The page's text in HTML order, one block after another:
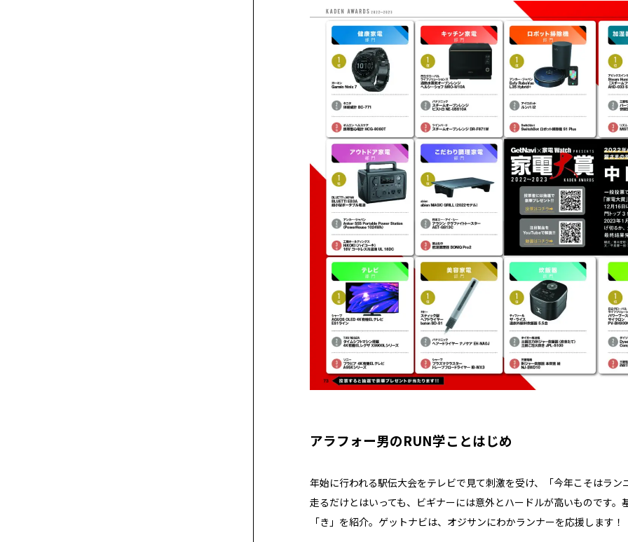
アラフォー男のRUN学ことはじめ
年始に行われる駅伝大会をテレビで見て刺激を受け、「今年こそはラ
走るだけとはいっても、ビギナーには意外とハードルが高いものです
「き」を紹介。ゲットナビは、オジサンにわかランナーを応援します！